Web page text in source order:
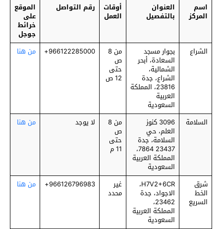
اسم
المركز
العنوان
بالتفصيل
أوقات
العمل
رقم التواصل الموقع
على
خرائط
جوجل
الشراع
بجوار مسجد
السعادة، أبحر
الشمالية،
الشراع، جدة
23816، المملكة
العربية
السعودية
من 8
ص
حتى
12 ص
966122285000+ من هنا
السلامة 3096 كنوز
العلم، حي
السلامة، جدة
23437 7864،
المملكة العربية
السعودية
من 8
ص
حتى
11 م
لا يوجد من هنا
شرق
الخط
السريع
H7V2+6CR،
الاجواد، جدة
23462،
المملكة العربية
السعودية
غير
محدد
966126796983+ من هنا